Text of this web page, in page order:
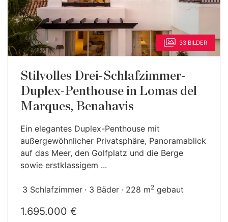
33 BILDER
Stilvolles Drei-Schlafzimmer-
Duplex-Penthouse in Lomas del
Marques, Benahavis
Ein elegantes Duplex-Penthouse mit
außergewöhnlicher Privatsphäre, Panoramablick
auf das Meer, den Golfplatz und die Berge
sowie erstklassigem ...
3 Schlafzimmer 3 Bäder 228 m2 gebaut
1.695.000 €